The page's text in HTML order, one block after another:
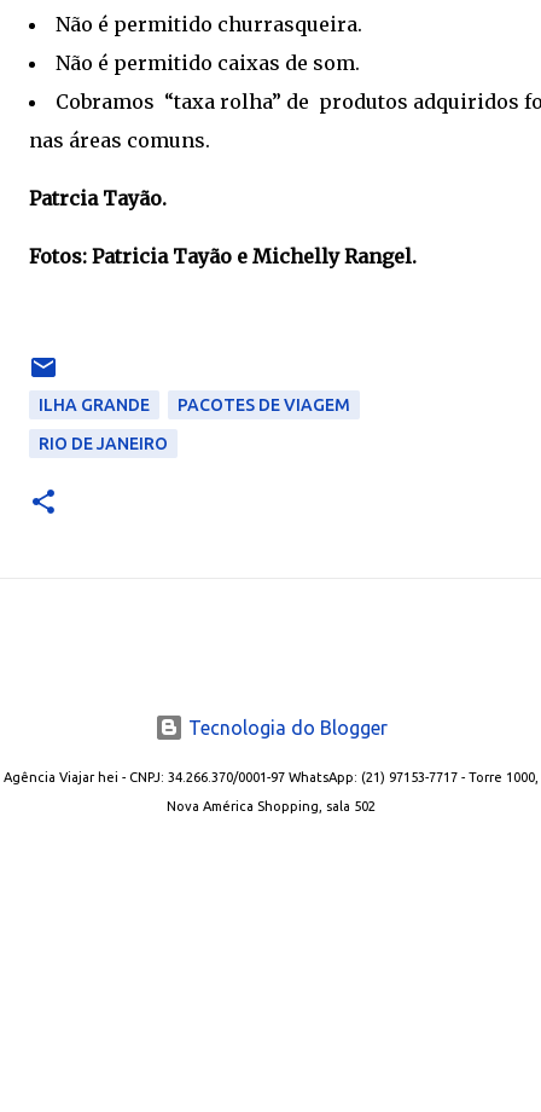
Não é permitido churrasqueira.
Não é permitido caixas de som.
Cobramos “taxa rolha” de produtos adquiridos
nas áreas comuns.
Patrcia Tayão.
Fotos: Patricia Tayão e Michelly Rangel.
ILHA GRANDE
PACOTES DE VIAGEM
RIO DE JANEIRO
Tecnologia do Blogger
Agência Viajar hei - CNPJ: 34.266.370/0001-97 WhatsApp: (21) 97153-7717 - Torre 1000,
Nova América Shopping, sala 502